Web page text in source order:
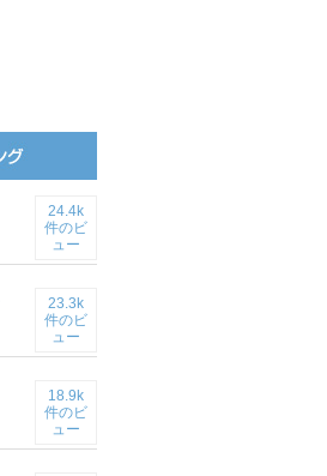
24.4k
件のビ
ュー
23.3k
件のビ
ュー
18.9k
件のビ
ュー